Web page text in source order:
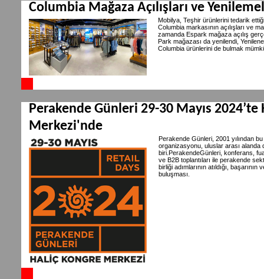
Columbia Mağaza Açılışları ve
Mobilya, Teşhir ürünlerini tedarik
Columbia markasının açılışları ve
zamanda Espark mağaza açılış
Park mağazası da yenilendi,
Columbia ürünlerini de bulmak
Perakende Günleri 29-30 Mayıs 2024’te
Merkezi'nde
Perakende Günleri, 2001 yılından
organizasyonu, uluslar arası alanda
biri.PerakendeGünleri, konferans,
ve B2B toplantıları ile perakende
birliği adımlarının atıldığı,
buluşması.